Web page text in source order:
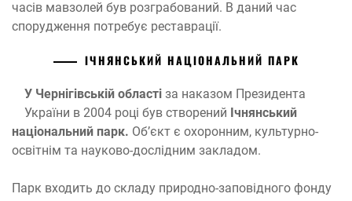
часів мавзолей був розграбований. В даний час
спорудження потребує реставрації.
ІЧНЯНСЬКИЙ НАЦІОНАЛЬНИЙ ПАРК
У Чернігівській області за наказом Президента
України в 2004 році був створений Ічнянський
національний парк. Об’єкт є охоронним, культурно-
освітнім та науково-дослідним закладом.
Парк входить до складу природно-заповідного фонду